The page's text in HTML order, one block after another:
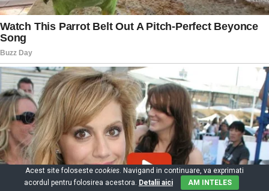
Acest site foloseste cookies. Navigand in continuare, va exprimati
acordul pentru folosirea acestora. Detalii aici AM INTELES